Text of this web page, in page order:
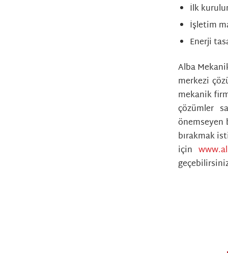
İlk
İşletim
Enerji
Alba
merkezi
mekanik
çözümler
bırakmak
için